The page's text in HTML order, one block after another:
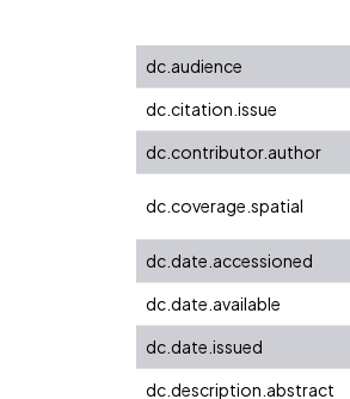
dc.audience
dc.citation.issue
dc.contributor.author
dc.coverage.spatial
dc.date.accessioned
dc.date.available
dc.date.issued
dc.description.abstract